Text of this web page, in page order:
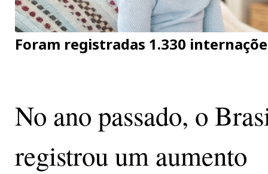
Foram registradas 1.330
No ano passado, o
registrou um aumento